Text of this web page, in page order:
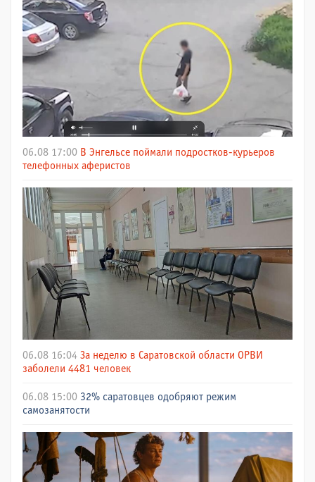
06.08 17:00 В Энгельсе поймали подростков-курьеров
телефонных аферистов
06.08 16:04 За неделю в Саратовской области ОРВИ
заболели 4481 человек
06.08 15:00 32% саратовцев одобряют режим
самозанятости